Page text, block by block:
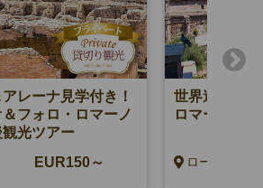
レーナ見学付き！
フォロ・ロマーノ
光ツアー
EUR150～
世界遺産コ
ロマーノ 午
ローマ